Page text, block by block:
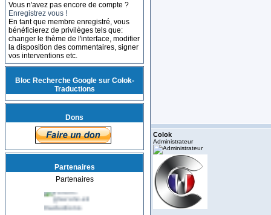
Vous n'avez pas encore de compte ?
Enregistrez vous !
En tant que membre enregistré, vous
bénéficierez de privilèges tels que:
changer le thème de l'interface, modifier
la disposition des commentaires, signer
vos interventions etc.
Bloc Recherche Google sur Colok-
Traductions
Dons
Partenaires
Partenaires
Colok
Administrateur